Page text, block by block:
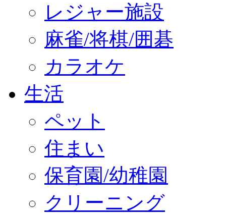
レジャー施設
麻雀/将棋/囲碁
カラオケ
生活
ペット
住まい
保育園/幼稚園
クリーニング